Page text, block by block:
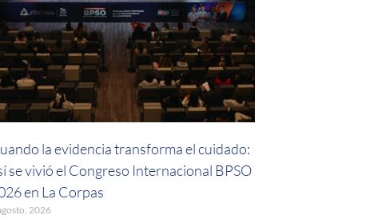
la evidencia transforma el cuidado:
se vivió el Congreso Internacional BPSO
en La Corpas
2026